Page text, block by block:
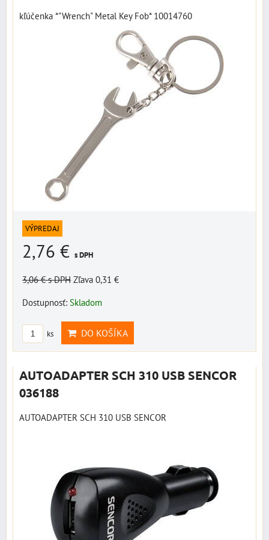
kľúčenka *"Wrench" Metal Key Fob* 10014760
VÝPREDAJ
2,76 € s DPH
3,06 €s DPH Zľava 0,31 €
Dostupnosť: Skladom
ks DO KOŠÍKA
AUTOADAPTER SCH 310 USB SENCOR
036188
AUTOADAPTER SCH 310 USB SENCOR